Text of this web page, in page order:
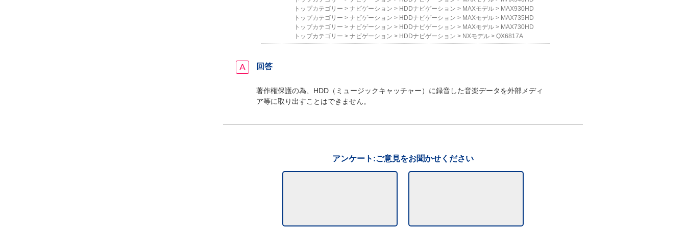
トップカテゴリー > ナビゲーション > HDDナビゲーション > MAXモデル > MAX930HD
トップカテゴリー > ナビゲーション > HDDナビゲーション > MAXモデル > MAX735HD
トップカテゴリー > ナビゲーション > HDDナビゲーション > MAXモデル > MAX730HD
トップカテゴリー > ナビゲーション > HDDナビゲーション > NXモデル > QX6817A
回答
著作権保護の為、HDD（ミュージックキャッチャー）に録音した音楽データを外部メディ
ア等に取り出すことはできません。
アンケート:ご意見をお聞かせください